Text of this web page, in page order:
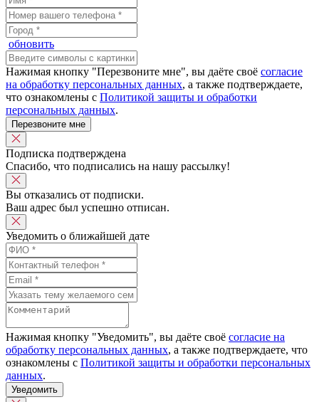
обновить
Нажимая кнопку "Перезвоните мне", вы даёте своё согласие
на обработку персональных данных, а также подтверждаете,
что ознакомлены с Политикой защиты и обработки
персональных данных.
Перезвоните мне
Подписка подтверждена
Спасибо, что подписались на нашу рассылку!
Вы отказались от подписки.
Ваш адрес был успешно отписан.
Уведомить о ближайшей дате
Нажимая кнопку "Уведомить", вы даёте своё согласие на
обработку персональных данных, а также подтверждаете, что
ознакомлены с Политикой защиты и обработки персональных
данных.
Уведомить